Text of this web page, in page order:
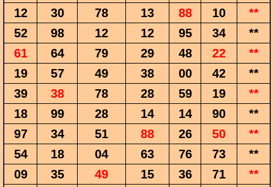
12
30 78 13 88 10
**
52
98 12 12 95 34
**
61
64 79 29 48 22
**
19
57 49 38 00 42
**
39
38 78 28 59 19
**
18
99 28 14 14 90
**
97
34 51 88 26 50
**
54
18 04 63 76 73
**
09
35 49 15 36 71
**